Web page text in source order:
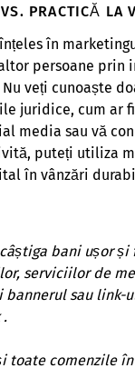
PRACTICĂ LA
în
persoane
veți cunoaște
juridice, cum ar fi
media sau vă
puteți utiliza
în vânzări
bani ușor
serviciilor de
sau link-
.
comenzile